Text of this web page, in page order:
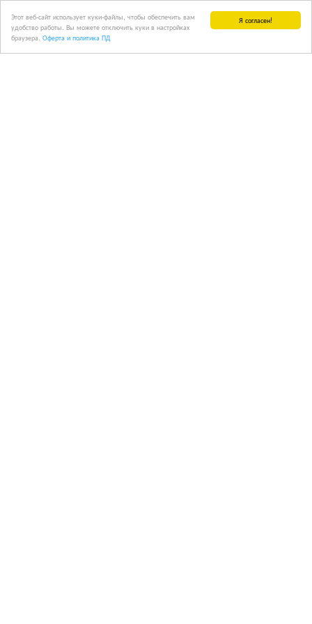
Я согласен!
Этот веб-сайт использует куки-файлы, чтобы обеспечить вам
удобство работы. Вы можете отключить куки в настройках
браузера. Оферта и политика ПД